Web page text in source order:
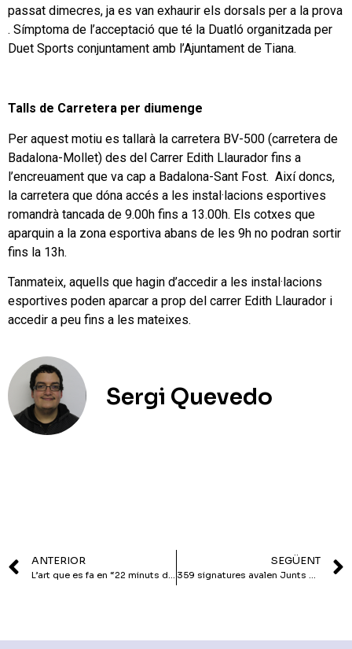
passat dimecres, ja es van exhaurir els dorsals per a la prova
. Símptoma de l’acceptació que té la Duatló organitzada per
Duet Sports conjuntament amb l’Ajuntament de Tiana.
Talls de Carretera per diumenge
Per aquest motiu es tallarà la carretera BV-500 (carretera de
Badalona-Mollet) des del Carrer Edith Llaurador fins a
l’encreuament que va cap a Badalona-Sant Fost. Així doncs,
la carretera que dóna accés a les instal·lacions esportives
romandrà tancada de 9.00h fins a 13.00h. Els cotxes que
aparquin a la zona esportiva abans de les 9h no podran sortir
fins la 13h.
Tanmateix, aquells que hagin d’accedir a les instal·lacions
esportives poden aparcar a prop del carrer Edith Llaurador i
accedir a peu fins a les mateixes.
Sergi Quevedo
ANTERIOR
L’art que es fa en “22 minuts de tren”
SEGÜENT
359 signatures avalen Junts per Tiana per presentar-se a les municipals